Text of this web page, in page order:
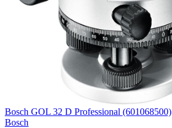
Bosch GOL 32 D Professional (601068500)
Bosch